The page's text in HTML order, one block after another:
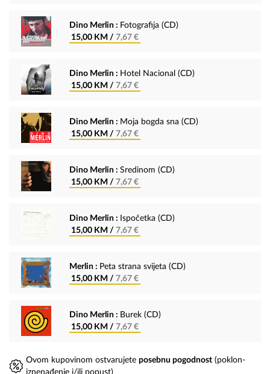
Dino Merlin : Fotografija (CD)
15,00 KM / 7,67 €
Dino Merlin : Hotel Nacional (CD)
15,00 KM / 7,67 €
Dino Merlin : Moja bogda sna (CD)
15,00 KM / 7,67 €
Dino Merlin : Sredinom (CD)
15,00 KM / 7,67 €
Dino Merlin : Ispočetka (CD)
15,00 KM / 7,67 €
Merlin : Peta strana svijeta (CD)
15,00 KM / 7,67 €
Dino Merlin : Burek (CD)
15,00 KM / 7,67 €
Ovom kupovinom ostvarujete posebnu pogodnost (poklon-
iznenađenje i/ili popust)